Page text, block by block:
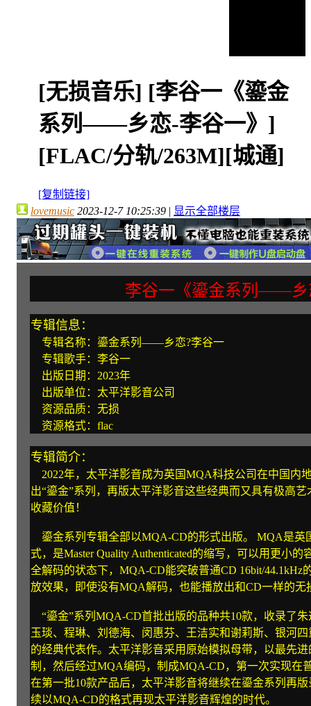
[无损音乐] [李谷一《鎏金
系列——乡恋-李谷一》]
[FLAC/分轨/263M][城通]
[复制链接]
lovemusic 2023-12-7 10:25:39 | 显示全部楼层
李谷一《鎏金系列——乡
专辑信息：
专辑名称：鎏金系列——乡恋?李谷一
专辑歌手：李谷一
出版日期：2023年
出版单位：太平洋影音公司
资源品质：无损
资源格式：flac
专辑简介：
2022年，太平洋影音成为英国MQA科技公司在中国内
出“鎏金”系列，再版太平洋影音这些经典而又具有极高
收藏价值！
鎏金系列专辑全部以MQA-CD的形式出版。 MQA是英
式，是Master Quality Authenticated的缩写，可以用更小
全解码的状态下，MQA-CD能突破普通CD 16bit/44.1kHz
放效果，即使没有MQA解码，也能播放出和CD一样的无
“鎏金”系列MQA-CD首批出版的品种共10款，收录了
玉琰、程琳、刘德海、闵惠芬、王洁实和谢莉斯、银河
的经典代表作。太平洋影音采用原始模拟母带，以最先
制，然后经过MQA编码，制成MQA-CD，第一次实现在
在第一批10款产品后，太平洋影音将继续在鎏金系列再
续以MQA-CD的格式再现太平洋影音辉煌的时代。